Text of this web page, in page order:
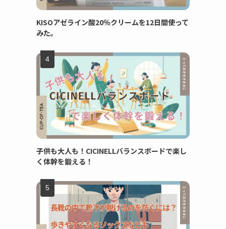
KISOアゼライン酸20％クリームを12日間使って
みた。
子供も大人も！CICINELLバランスボードで楽し
く体幹を鍛える！